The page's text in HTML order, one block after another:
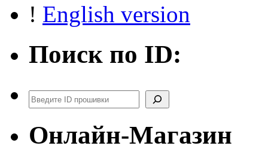
! English version
Поиск по ID:
Поиск
Онлайн-Магазин